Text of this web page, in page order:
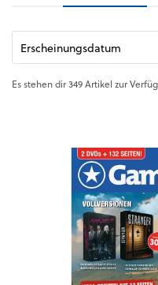
Erscheinungsdatum
Es stehen dir 349 Artikel zur